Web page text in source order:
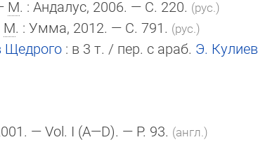
М. : Андалус, 2006. — С. 220. (рус.)
М. : Умма, 2012. — С. 791. (рус.)
Щедрого : в 3 т. / пер. с араб. Э. Кулиев
— Vol. I (A—D). — P. 93. (англ.)